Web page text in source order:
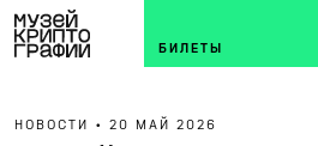
БИЛЕТЫ
НОВОСТИ • 20 МАЙ 2026